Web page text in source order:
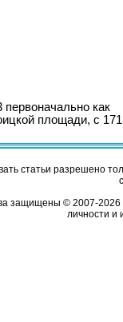
как
площади, с
статьи разрешено
защищены © 2007-2026
личности и